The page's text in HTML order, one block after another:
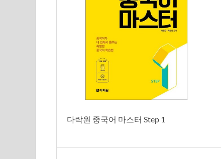
다락원 중국어 마스터 Step 1